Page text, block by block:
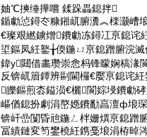
妯℃摤缍撶嚐 鍒跺畾鎴拌
鍎勮惉鐞冭糠鎺屼腑瀵︽檪灏嶆
€璨艰繎鐪熷鐨勮冻鐞冮亰鎴诧
垽鏂凤紝鐜╁偄鍦ㄩ亰鎴蹭腑浣
鍏у閮借畵瓒崇悆杩锋矇娴稿湪
反锛屼篃鐔辨剾閫欏€嬮亰鎴诧
皪鏂煎枩鎰涢€欐閬婃埐鐨勮
嶇偤鎴扮劇涓嶅嫕鐨勫亯澶ф埌
锛屽嵒闅昏兘鍦ㄥ柈姗熼亰鎴蹭
冨績鏈変笉鐢橈紝鎸戞埌涓栫晫